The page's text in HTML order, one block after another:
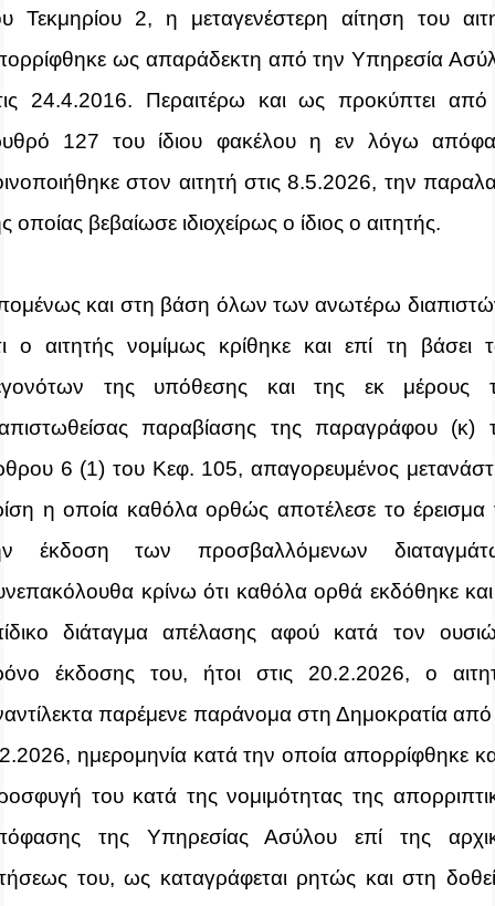
Τεκμηρίου 2, η μεταγενέστερη αίτηση του
ως απαράδεκτη από την Υπηρεσία
24.4.2016. Περαιτέρω και ως προκύπτει
127 του ίδιου φακέλου η εν λόγω
στον αιτητή στις 8.5.2026, την
οποίας βεβαίωσε ιδιοχείρως ο ίδιος ο αιτητής.
και στη βάση όλων των ανωτέρω
ο αιτητής νομίμως κρίθηκε και επί τη βάσει
της υπόθεσης και της εκ μέρους
παραβίασης της παραγράφου (κ)
6 (1) του Κεφ. 105, απαγορευμένος
η οποία καθόλα ορθώς αποτέλεσε το έρεισμα
έκδοση των προσβαλλόμενων
κρίνω ότι καθόλα ορθά εκδόθηκε
διάταγμα απέλασης αφού κατά τον
έκδοσης του, ήτοι στις 20.2.2026, ο
παρέμενε παράνομα στη Δημοκρατία από
ημερομηνία κατά την οποία απορρίφθηκε
του κατά της νομιμότητας της
της Υπηρεσίας Ασύλου επί της
του, ως καταγράφεται ρητώς και στη